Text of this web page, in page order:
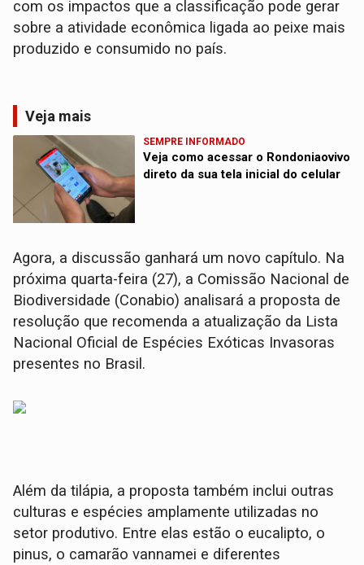
com os impactos que a classificação pode gerar
sobre a atividade econômica ligada ao peixe mais
produzido e consumido no país.
Veja mais
SEMPRE INFORMADO
Veja como acessar o Rondoniaovivo
direto da sua tela inicial do celular
Agora, a discussão ganhará um novo capítulo. Na
próxima quarta-feira (27), a Comissão Nacional de
Biodiversidade (Conabio) analisará a proposta de
resolução que recomenda a atualização da Lista
Nacional Oficial de Espécies Exóticas Invasoras
presentes no Brasil.
Além da tilápia, a proposta também inclui outras
culturas e espécies amplamente utilizadas no
setor produtivo. Entre elas estão o eucalipto, o
pinus, o camarão vannamei e diferentes